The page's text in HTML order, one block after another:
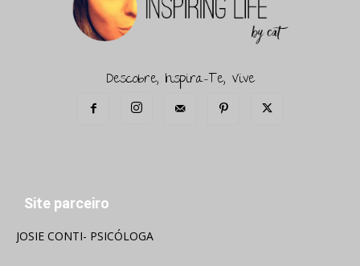
Descobre, Inspira-Te, Vive
Site parceiro
JOSIE CONTI- PSICÓLOGA